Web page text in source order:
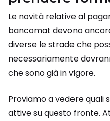
Le novità relative al
bancomat devono
diverse le strade che
necessariamente
che sono già in vigore.
Proviamo a vedere quali
attive su questo fronte.